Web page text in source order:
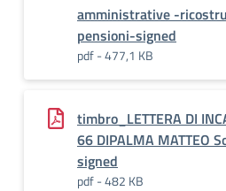
amministrative -
pensioni-signed
pdf - 477,1 KB
timbro_LETTERA DI
66 DIPALMA MATTEO
signed
pdf - 482 KB